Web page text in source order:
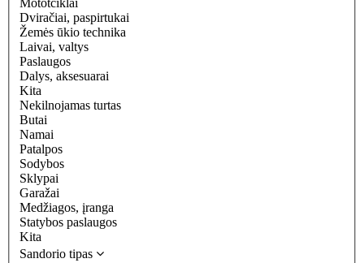
Mototciklai
Dviračiai, paspirtukai
Žemės ūkio technika
Laivai, valtys
Paslaugos
Dalys, aksesuarai
Kita
Nekilnojamas turtas
Butai
Namai
Patalpos
Sodybos
Sklypai
Garažai
Medžiagos, įranga
Statybos paslaugos
Kita
Sandorio tipas